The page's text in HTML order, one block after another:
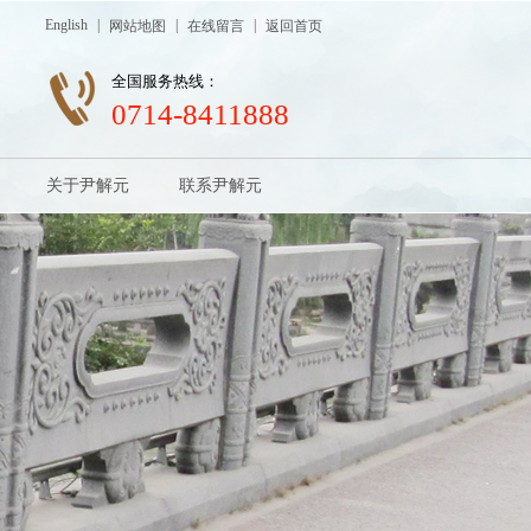
English 网站地图 在线留言 返回首页
全国服务热线：
0714-8411888
关于尹解元 联系尹解元